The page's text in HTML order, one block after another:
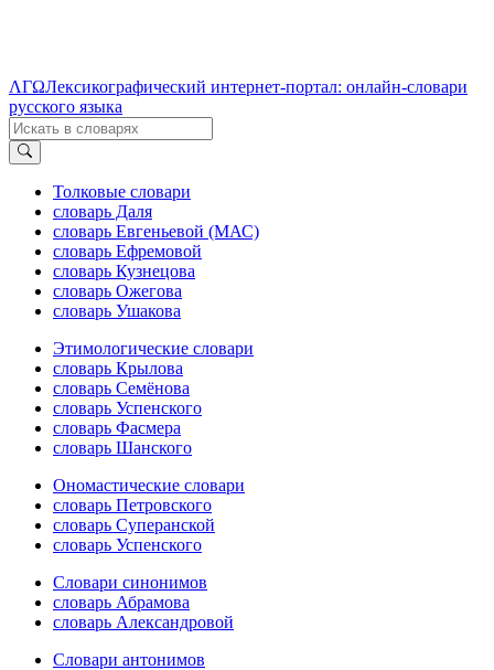
ΛΓΩЛексикографический интернет-портал: онлайн-словари
русского языка
Толковые словари
словарь Даля
словарь Евгеньевой (МАС)
словарь Ефремовой
словарь Кузнецова
словарь Ожегова
словарь Ушакова
Этимологические словари
словарь Крылова
словарь Семёнова
словарь Успенского
словарь Фасмера
словарь Шанского
Ономастические словари
словарь Петровского
словарь Суперанской
словарь Успенского
Словари синонимов
словарь Абрамова
словарь Александровой
Словари антонимов